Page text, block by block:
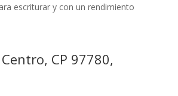
escriturar y con un rendimiento
CP 97780,